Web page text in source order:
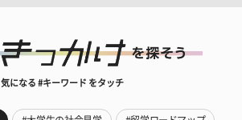
気になる #キーワード をタッチ